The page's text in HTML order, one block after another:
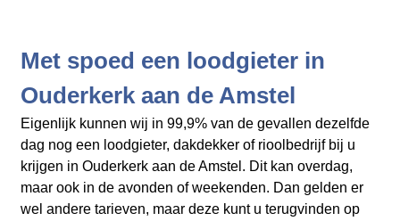
Met spoed een loodgieter in
Ouderkerk aan de Amstel
Eigenlijk kunnen wij in 99,9% van de gevallen dezelfde
dag nog een loodgieter, dakdekker of rioolbedrijf bij u
krijgen in Ouderkerk aan de Amstel. Dit kan overdag,
maar ook in de avonden of weekenden. Dan gelden er
wel andere tarieven, maar deze kunt u terugvinden op